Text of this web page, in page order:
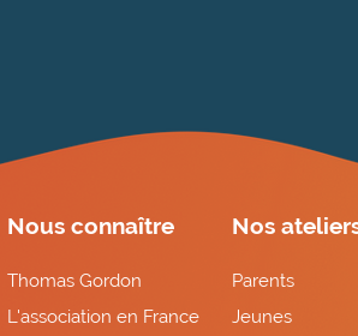
Nos
Parents
Jeunes
Nous connaître
Thomas Gordon
L'association en France